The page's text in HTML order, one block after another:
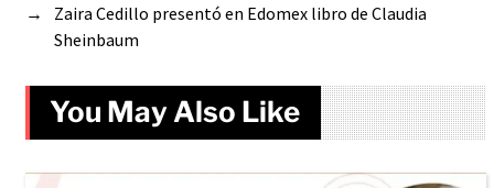
→
Zaira Cedillo presentó en Edomex libro de Claudia
Sheinbaum
You May Also Like